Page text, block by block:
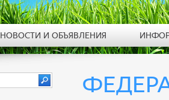
НОВОСТИ И ОБЪЯВЛЕНИЯ